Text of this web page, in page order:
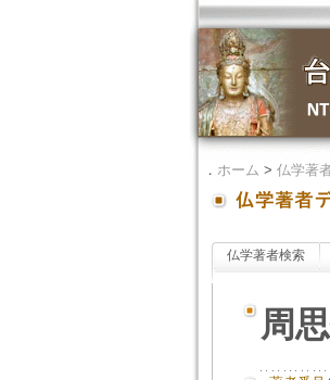
． ホーム > 仏学著
仏学著者検索
周